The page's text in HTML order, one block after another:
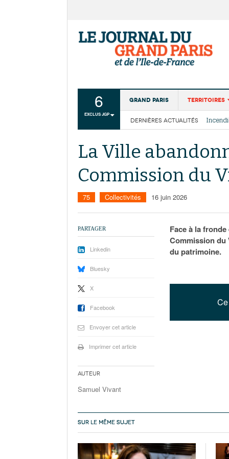
6
EXCLUS JGP
Grand Paris Territoires
Institutions
Services
DERNIÈRES ACTUALITÉS
La
Les
La Ville
Commission du
75 Collectivités 16 juin 2026
Face à la
Commission du
du patrimoine.
PARTAGER
Linkedin
Bluesky
X
Facebook
Envoyer cet article
Imprimer cet article
Auteur
Samuel Vivant
SUR LE MÊME SUJET